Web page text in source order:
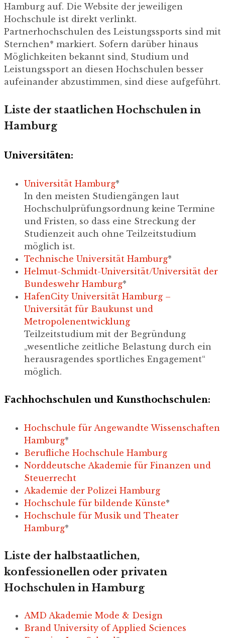
Hamburg auf. Die Website der jeweiligen
Hochschule ist direkt verlinkt.
Partnerhochschulen des Leistungssports sind mit
Sternchen* markiert. Sofern darüber hinaus
Möglichkeiten bekannt sind, Studium und
Leistungssport an diesen Hochschulen besser
aufeinander abzustimmen, sind diese aufgeführt.
Liste der staatlichen Hochschulen in
Hamburg
Universitäten:
Universität Hamburg*
In den meisten Studiengängen laut
Hochschulprüfungsordnung keine Termine
und Fristen, so dass eine Streckung der
Studienzeit auch ohne Teilzeitstudium
möglich ist.
Technische Universität Hamburg*
Helmut-Schmidt-Universität/Universität der
Bundeswehr Hamburg*
HafenCity Universität Hamburg –
Universität für Baukunst und
Metropolenentwicklung
Teilzeitstudium mit der Begründung
„wesentliche zeitliche Belastung durch ein
herausragendes sportliches Engagement“
möglich.
Fachhochschulen und Kunsthochschulen:
Hochschule für Angewandte Wissenschaften
Hamburg*
Berufliche Hochschule Hamburg
Norddeutsche Akademie für Finanzen und
Steuerrecht
Akademie der Polizei Hamburg
Hochschule für bildende Künste*
Hochschule für Musik und Theater
Hamburg*
Liste der halbstaatlichen,
konfessionellen oder privaten
Hochschulen in Hamburg
AMD Akademie Mode & Design
Brand University of Applied Sciences